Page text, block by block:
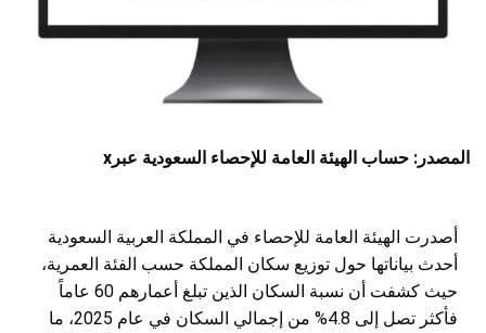
المصدر: حساب الهيئة العامة للإحصاء السعودية عبرx
أصدرت الهيئة العامة للإحصاء في المملكة العربية السعودية
أحدث بياناتها حول توزيع سكان المملكة حسب الفئة العمرية،
حيث كشفت أن نسبة السكان الذين تبلغ أعمارهم 60 عاماً
فأكثر تصل إلى 4.8% من إجمالي السكان في عام 2025، ما